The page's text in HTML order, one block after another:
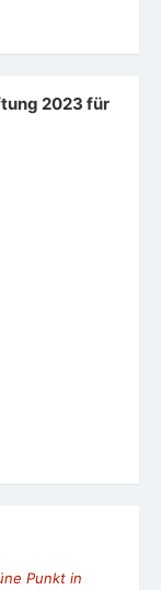
2023 für
Punkt in